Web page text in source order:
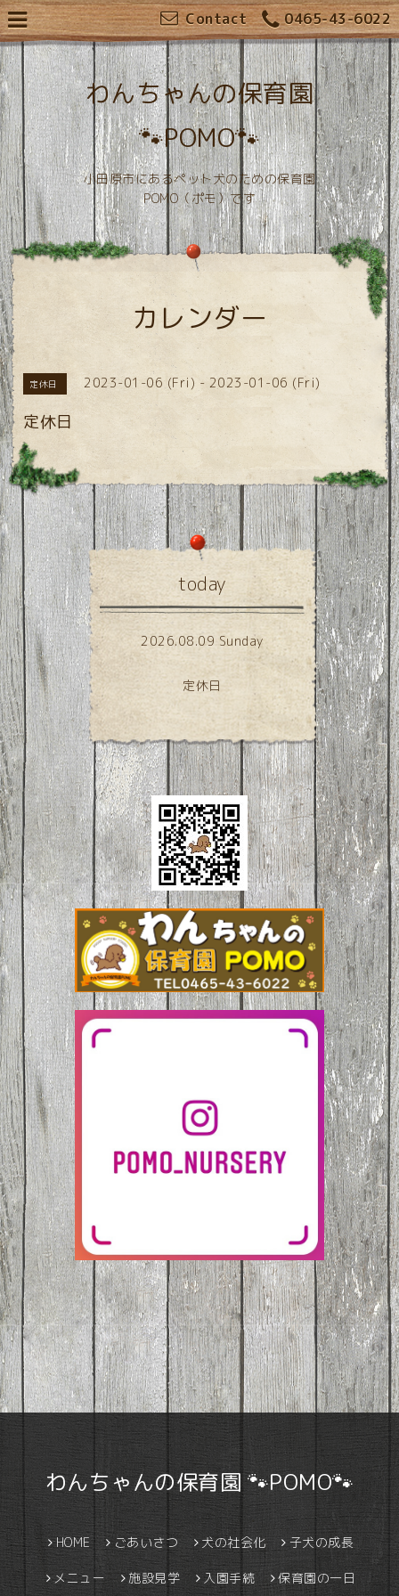
0465-43-6022
Contact
わんちゃんの保育園
🐾POMO🐾
小田原市にあるペット犬のための保育園
POMO（ポモ）です
カレンダー
定休日 2023-01-06 (Fri) - 2023-01-06 (Fri)
定休日
today
2026.08.09 Sunday
定休日
わんちゃんの保育園 🐾POMO🐾
HOME ごあいさつ 犬の社会化 子犬の成長
メニュー 施設見学 入園手続 保育園の一日